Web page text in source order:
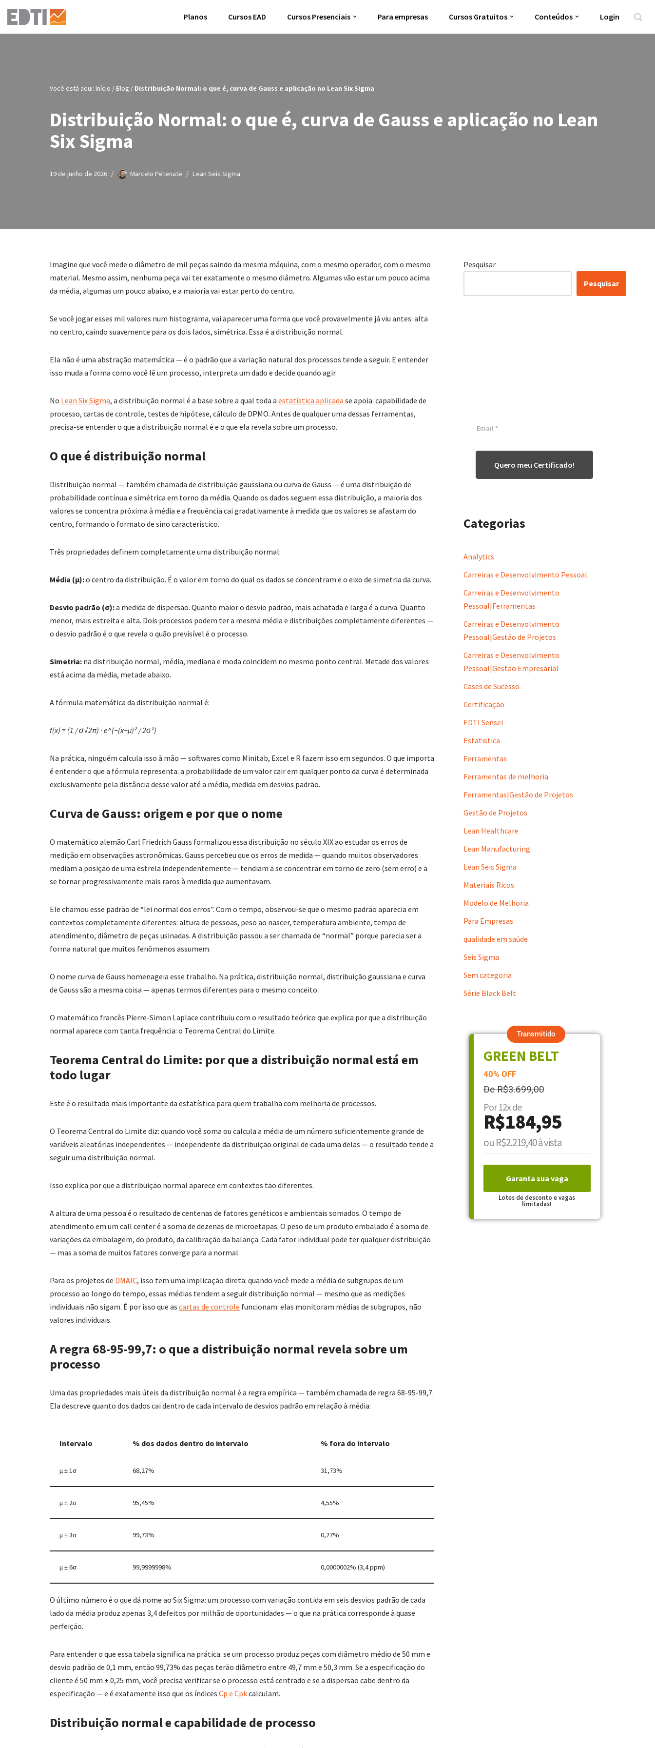
Pular
Planos Cursos EAD Cursos Presenciais Para empresas Cursos Gratuitos Conteúdos Login
Você está aqui: Início / Blog / Distribuição Normal: o que é, curva de Gauss e aplicação no Lean Six Sigma
Distribuição Normal: o que é, curva de Gauss e aplicação no Lean
Six Sigma
19 de junho de 2026 Marcelo Petenate Lean Seis Sigma
Imagine que você mede o diâmetro de mil peças saindo da mesma máquina, com o mesmo operador, com o mesmo
material. Mesmo assim, nenhuma peça vai ter exatamente o mesmo diâmetro. Algumas vão estar um pouco acima
da média, algumas um pouco abaixo, e a maioria vai estar perto do centro.
Se você jogar esses mil valores num histograma, vai aparecer uma forma que você provavelmente já viu antes: alta
no centro, caindo suavemente para os dois lados, simétrica. Essa é a distribuição normal.
Ela não é uma abstração matemática — é o padrão que a variação natural dos processos tende a seguir. E entender
isso muda a forma como você lê um processo, interpreta um dado e decide quando agir.
No Lean Six Sigma, a distribuição normal é a base sobre a qual toda a estatística aplicada se apoia: capabilidade de
processo, cartas de controle, testes de hipótese, cálculo de DPMO. Antes de qualquer uma dessas ferramentas,
precisa-se entender o que a distribuição normal é e o que ela revela sobre um processo.
O que é distribuição normal
Distribuição normal — também chamada de distribuição gaussiana ou curva de Gauss — é uma distribuição de
probabilidade contínua e simétrica em torno da média. Quando os dados seguem essa distribuição, a maioria dos
valores se concentra próxima à média e a frequência cai gradativamente à medida que os valores se afastam do
centro, formando o formato de sino característico.
Três propriedades definem completamente uma distribuição normal:
Média (μ):o centro da distribuição. É o valor em torno do qual os dados se concentram e o eixo de simetria da curva.
Desvio padrão (σ):a medida de dispersão. Quanto maior o desvio padrão, mais achatada e larga é a curva. Quanto
menor, mais estreita e alta. Dois processos podem ter a mesma média e distribuições completamente diferentes —
o desvio padrão é o que revela o quão previsível é o processo.
Simetria: na distribuição normal, média, mediana e moda coincidem no mesmo ponto central. Metade dos valores
está acima da média, metade abaixo.
A fórmula matemática da distribuição normal é:
f(x) = (1 / σ√2π) · e^(−(x−μ)² / 2σ²)
Na prática, ninguém calcula isso à mão — softwares como Minitab, Excel e R fazem isso em segundos. O que importa
é entender o que a fórmula representa: a probabilidade de um valor cair em qualquer ponto da curva é determinada
exclusivamente pela distância desse valor até a média, medida em desvios padrão.
Curva de Gauss: origem e por que o nome
O matemático alemão Carl Friedrich Gauss formalizou essa distribuição no século XIX ao estudar os erros de
medição em observações astronômicas. Gauss percebeu que os erros de medida — quando muitos observadores
mediam a posição de uma estrela independentemente — tendiam a se concentrar em torno de zero (sem erro) e a
se tornar progressivamente mais raros à medida que aumentavam.
Ele chamou esse padrão de “lei normal dos erros”. Com o tempo, observou-se que o mesmo padrão aparecia em
contextos completamente diferentes: altura de pessoas, peso ao nascer, temperatura ambiente, tempo de
atendimento, diâmetro de peças usinadas. A distribuição passou a ser chamada de “normal” porque parecia ser a
forma natural que muitos fenômenos assumem.
O nome curva de Gauss homenageia esse trabalho. Na prática, distribuição normal, distribuição gaussiana e curva
de Gauss são a mesma coisa — apenas termos diferentes para o mesmo conceito.
O matemático francês Pierre-Simon Laplace contribuiu com o resultado teórico que explica por que a distribuição
normal aparece com tanta frequência: o Teorema Central do Limite.
Teorema Central do Limite: por que a distribuição normal está em
todo lugar
Este é o resultado mais importante da estatística para quem trabalha com melhoria de processos.
O Teorema Central do Limite diz: quando você soma ou calcula a média de um número suficientemente grande de
variáveis aleatórias independentes — independente da distribuição original de cada uma delas — o resultado tende a
seguir uma distribuição normal.
Isso explica por que a distribuição normal aparece em contextos tão diferentes.
A altura de uma pessoa é o resultado de centenas de fatores genéticos e ambientais somados. O tempo de
atendimento em um call center é a soma de dezenas de microetapas. O peso de um produto embalado é a soma de
variações da embalagem, do produto, da calibração da balança. Cada fator individual pode ter qualquer distribuição
— mas a soma de muitos fatores converge para a normal.
Para os projetos de DMAIC, isso tem uma implicação direta: quando você mede a média de subgrupos de um
processo ao longo do tempo, essas médias tendem a seguir distribuição normal — mesmo que as medições
individuais não sigam. É por isso que as cartas de controle funcionam: elas monitoram médias de subgrupos, não
valores individuais.
A regra 68-95-99,7: o que a distribuição normal revela sobre um
processo
Uma das propriedades mais úteis da distribuição normal é a regra empírica — também chamada de regra 68-95-99,7.
Ela descreve quanto dos dados cai dentro de cada intervalo de desvios padrão em relação à média:
Intervalo % dos dados dentro do intervalo % fora do intervalo
μ ± 1σ 68,27% 31,73%
μ ± 2σ 95,45% 4,55%
μ ± 3σ 99,73% 0,27%
μ ± 6σ 99,9999998% 0,0000002% (3,4 ppm)
O último número é o que dá nome ao Six Sigma: um processo com variação contida em seis desvios padrão de cada
lado da média produz apenas 3,4 defeitos por milhão de oportunidades — o que na prática corresponde à quase
perfeição.
Para entender o que essa tabela significa na prática: se um processo produz peças com diâmetro médio de 50 mm e
desvio padrão de 0,1 mm, então 99,73% das peças terão diâmetro entre 49,7 mm e 50,3 mm. Se a especificação do
cliente é 50 mm ± 0,25 mm, você precisa verificar se o processo está centrado e se a dispersão cabe dentro da
especificação — e é exatamente isso que os índices Cp e Cpkcalculam.
Distribuição normal e capabilidade de processo
Pesquisar
Pesquisar
Quero meu Certificado!
Categorias
Analytics
Carreiras e Desenvolvimento Pessoal
Carreiras e Desenvolvimento
Pessoal|Ferramentas
Carreiras e Desenvolvimento
Pessoal|Gestão de Projetos
Carreiras e Desenvolvimento
Pessoal|Gestão Empresarial
Cases de Sucesso
Certificação
EDTI Sensei
Estatistica
Ferramentas
Ferramentas de melhoria
Ferramentas|Gestão de Projetos
Gestão de Projetos
Lean Healthcare
Lean Manufacturing
Lean Seis Sigma
Materiais Ricos
Modelo de Melhoria
Para Empresas
qualidade em saúde
Seis Sigma
Sem categoria
Série Black Belt
Transmitido
GREEN BELT
40% OFF
De R$3.699,00
Por 12x de
R$184,95
ou R$2.219,40 à vista
Garanta sua vaga
Lotes de desconto e vagas
limitadas!